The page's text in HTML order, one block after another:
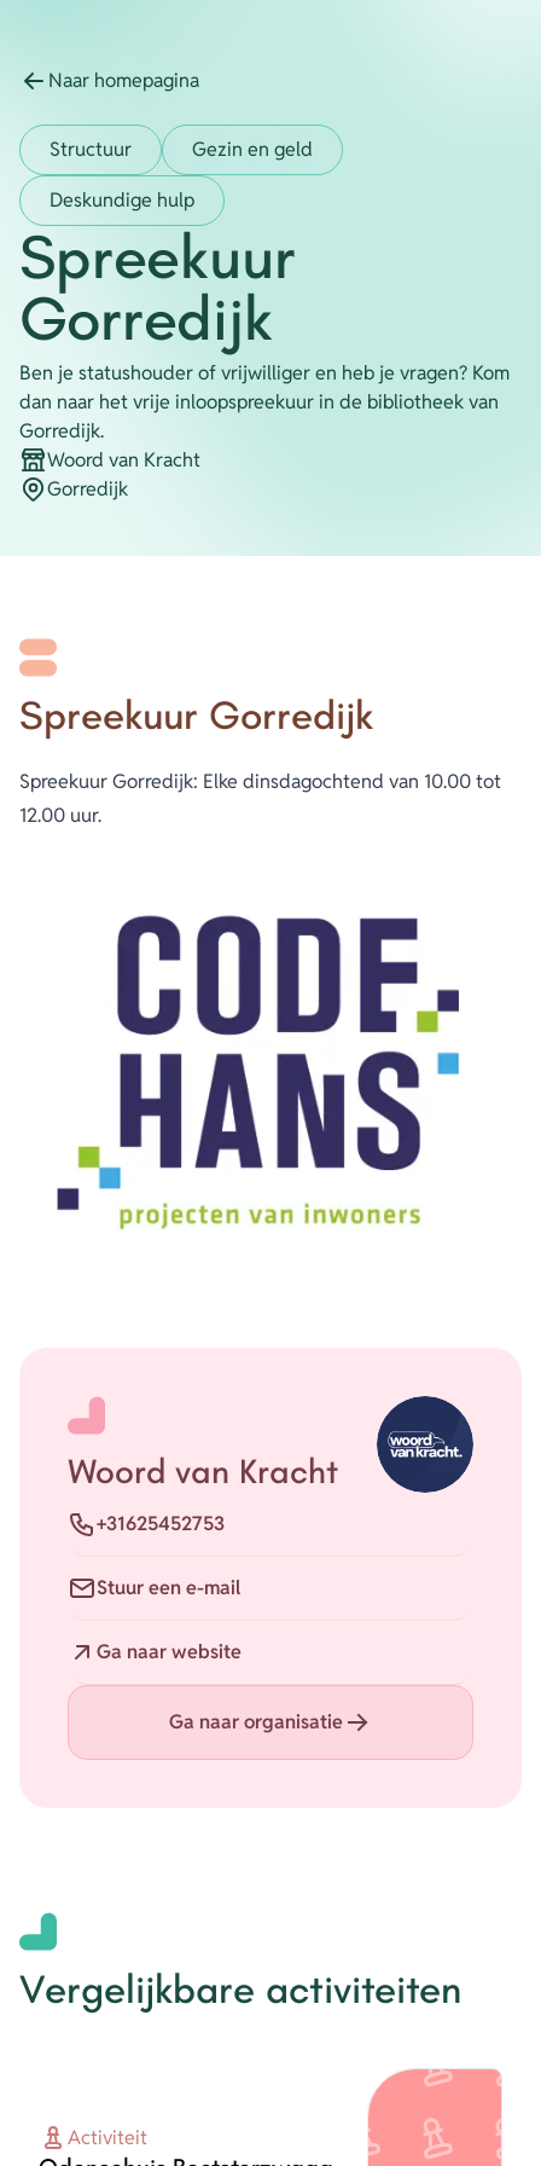
Inloggen
Privacy verklaring
Home
Naar homepagina
Structuur
Gezin en geld
Deskundige hulp
Spreekuur
Gorredijk
Ben je statushouder of vrijwilliger en heb je vragen? Kom
dan naar het vrije inloopspreekuur in de bibliotheek van
Gorredijk.
Organisatie
Woord van Kracht
PlaatsGorredijk
Spreekuur Gorredijk
Spreekuur Gorredijk: Elke dinsdagochtend van 10.00 tot
12.00 uur.
Woord van Kracht
Telefoon
+31625452753
Stuur een e-mail
Ga naar website
Ga naar organisatie
Vergelijkbare activiteiten
Activiteit